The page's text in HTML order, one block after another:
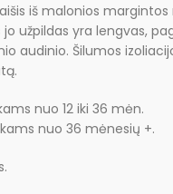
iš malonios
užpildas yra lengvas,
audinio. Šilumos
nuo 12 iki 36 mėn.
nuo 36 mėnesių +.